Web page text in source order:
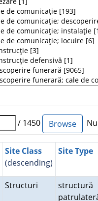
/ 1450
Site Class
(descending)
Site Type
Structuri
structură